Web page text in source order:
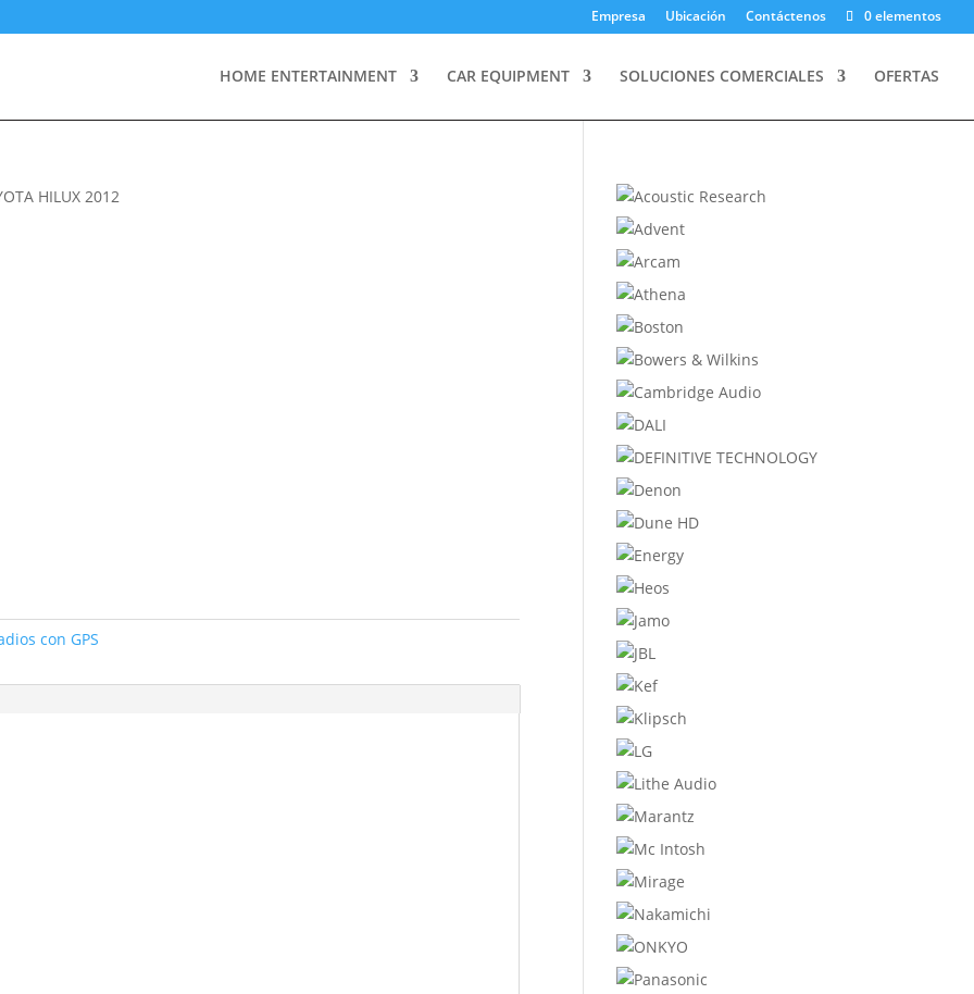
Empresa Ubicación Contáctenos 0 elementos
HOME ENTERTAINMENT CAR EQUIPMENT SOLUCIONES COMERCIALES OFERTAS
HILUX 2012
con GPS